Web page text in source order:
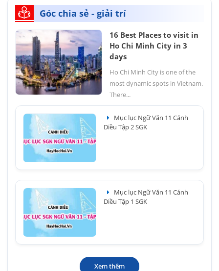
Góc chia sẻ - giải trí
16 Best Places to visit in
Ho Chi Minh City in 3
days
Ho Chi Minh City is one of the
most dynamic spots in Vietnam.
There...
Mục lục Ngữ Văn 11 Cánh
Diều Tập 2 SGK
Mục lục Ngữ Văn 11 Cánh
Diều Tập 1 SGK
Xem thêm